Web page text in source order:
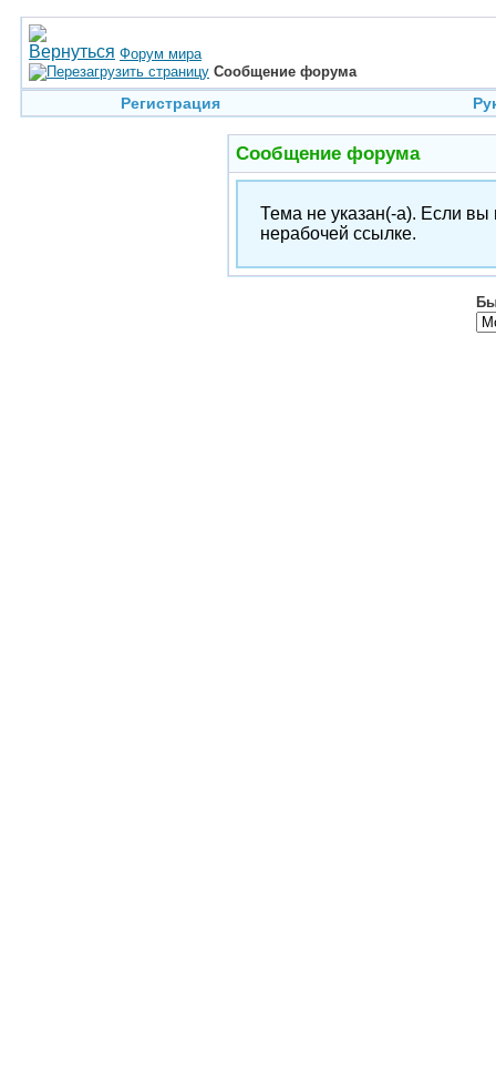
Форум мира
Сообщение форума
Регистрация
Сообщение форума
Тема не указан(-а). Если
нерабочей ссылке.